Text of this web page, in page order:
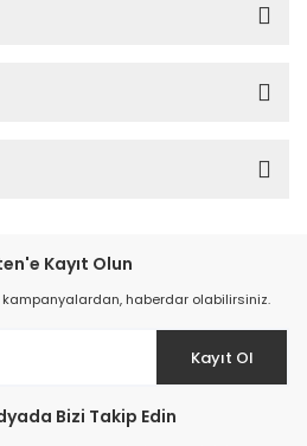
Kayıt Olun
kampanyalardan, haberdar olabilirsiniz.
Kayıt Ol
Bizi Takip Edin